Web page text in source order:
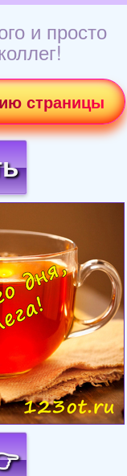
и просто
страницы